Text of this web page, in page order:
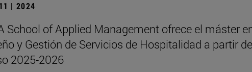
| 2024
School of Applied Management ofrece el máster
y Gestión de Servicios de Hospitalidad a partir
2025-2026